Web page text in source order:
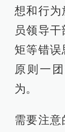
想和行为
员领导
矩等错误
原则一
为。
需要注意